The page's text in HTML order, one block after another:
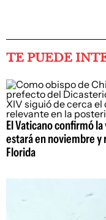
TE PUEDE
El Vaticano confirmó
estará en noviembre
Florida